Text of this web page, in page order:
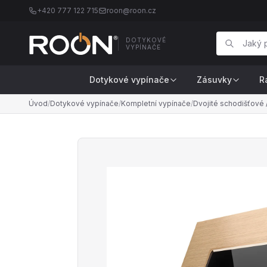
+420 777 122 715 roon@roon.cz
DOTYKOVÉ
VYPÍNAČE
Dotykové vypínače Zásuvky
Úvod/Dotykové vypínače/Kompletní vypínače/